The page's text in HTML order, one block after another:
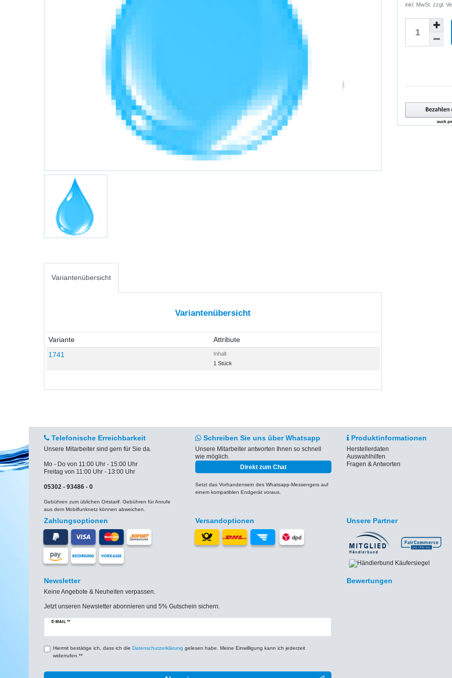
inkl. MwSt. zzgl.
Variantenübersicht
Variantenübersicht
Variante
Attribute
1741
Inhalt
1 Stück
Telefonische Erreichbarkeit
Unsere Mitarbeiter sind gern für Sie da.
Mo - Do von 11:00 Uhr - 15:00 Uhr
Freitag von 11:00 Uhr - 13:00 Uhr
05302 - 93486 - 0
Gebühren zum üblichen Ortstarif. Gebühren für Anrufe
aus dem Mobilfunknetz können abweichen.
Schreiben Sie uns über Whatsapp
Unsere Mitarbeiter antworten Ihnen so schnell
wie möglich.
Direkt zum Chat
Setzt das Vorhandensein des Whatsapp-Messengers auf
einem kompatiblen Endgerät voraus.
Produktinformationen
Herstellerdaten
Auswahlhilfen
Fragen & Antworten
Zahlungsoptionen Versandoptionen Unsere Partner
Newsletter
Keine Angebote & Neuheiten verpassen.
Jetzt unseren Newsletter abonnieren und 5% Gutschein sichern.
E-MAIL **
Newsletter
Hiermit bestätige ich, dass ich die Daten­schutz­erklärung gelesen habe. Meine Einwilligung kann ich jederzeit
widerrufen.**
Bewertungen